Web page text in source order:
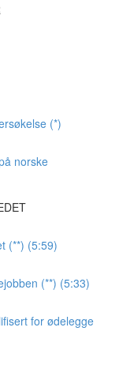
(*)
norske
(**) (5:59)
(**) (5:33)
for ødelegge